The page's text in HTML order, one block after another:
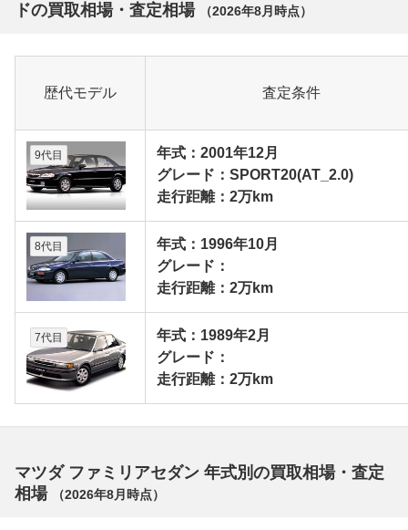
ドの買取相場・査定相場
（2026年8月 時点）
歴代モデル 査定条件
9代目
年式：2001年12月
グレード：SPORT20(AT_2.0)
走行距離：2万km
8代目
年式：1996年10月
グレード：
走行距離：2万km
7代目
年式：1989年2月
グレード：
走行距離：2万km
マツダ ファミリアセダン 年式別の買取相場・査定
相場
（2026年8月 時点）